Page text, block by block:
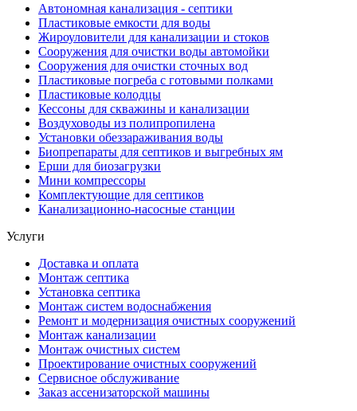
Автономная канализация - септики
Пластиковые емкости для воды
Жироуловители для канализации и стоков
Сооружения для очистки воды автомойки
Сооружения для очистки сточных вод
Пластиковые погреба с готовыми полками
Пластиковые колодцы
Кессоны для скважины и канализации
Воздуховоды из полипропилена
Установки обеззараживания воды
Биопрепараты для септиков и выгребных ям
Ерши для биозагрузки
Мини компрессоры
Комплектующие для септиков
Канализационно-насосные станции
Услуги
Доставка и оплата
Монтаж септика
Установка септика
Монтаж систем водоснабжения
Ремонт и модернизация очистных сооружений
Монтаж канализации
Монтаж очистных систем
Проектирование очистных сооружений
Сервисное обслуживание
Заказ ассенизаторской машины